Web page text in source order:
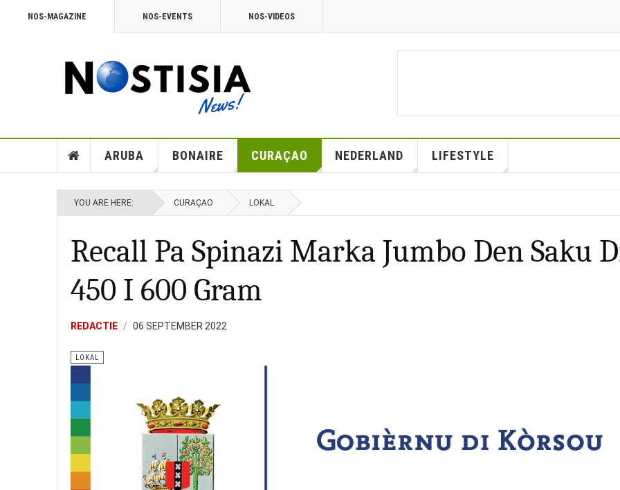
NOS-MAGAZINE NOS-EVENTS NOS-VIDEOS
ARUBA BONAIRE CURAÇAO NEDERLAND LIFESTYLE
YOU ARE HERE: CURAÇAO LOKAL
Recall Pa Spinazi Marka Jumbo Den Saku
450 I 600 Gram
REDACTIE 06 SEPTEMBER 2022
LOKAL